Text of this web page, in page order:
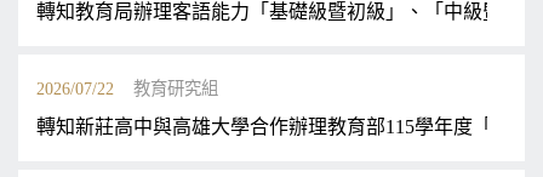
轉知教育局辦理客語能力「基礎級暨初級」、「中級暨中
2026/07/22 教育研究組
轉知新莊高中與高雄大學合作辦理教育部115學年度「高